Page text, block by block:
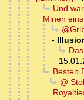
Und
Minen
-
Besten
@